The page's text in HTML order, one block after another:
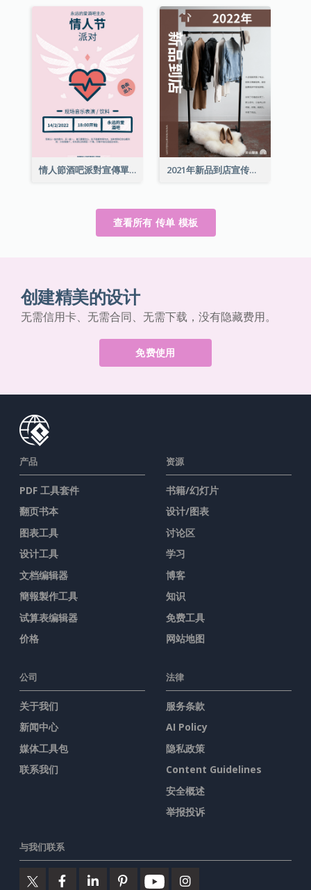
情人節酒吧派對宣傳單張 2021年新品到店宣传单张
查看所有 传单 模板
创建精美的设计
无需信用卡、无需合同、无需下载，没有隐藏费用。
免费使用
产品
PDF 工具套件
翻页书本
图表工具
设计工具
文档编辑器
簡報製作工具
试算表编辑器
价格
资源
书籍/幻灯片
设计/图表
讨论区
学习
博客
知识
免费工具
网站地图
公司
关于我们
新闻中心
媒体工具包
联系我们
法律
服务条款
AI Policy
隐私政策
Content Guidelines
安全概述
举报投诉
与我们联系